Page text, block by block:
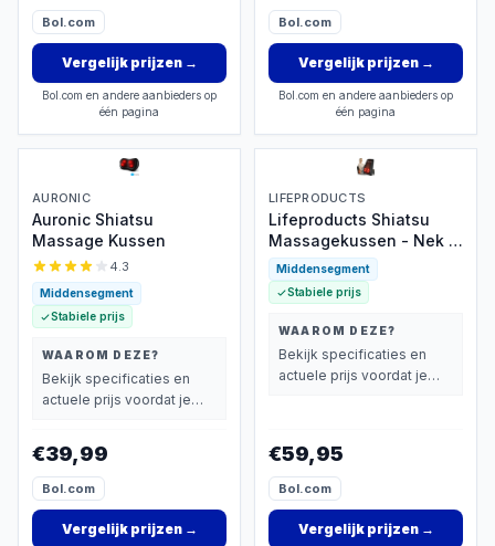
Bol.com
Vergelijk prijzen→
Bol.com en andere aanbieders op
één pagina
Bol.com
Vergelijk prijzen→
Bol.com en andere aanbieders op
één pagina
AURONIC
Auronic Shiatsu
Massage Kussen
4.3
Middensegment
Stabiele prijs
WAAROM DEZE?
Bekijk specificaties en
actuele prijs voordat je
€39,99
Bol.com
Vergelijk prijzen→
LIFEPRODUCTS
Lifeproducts Shiatsu
Massagekussen - Nek &
Rug met Warmte
Middensegment
Stabiele prijs
WAAROM DEZE?
Bekijk specificaties en
actuele prijs voordat je
€59,95
Bol.com
Vergelijk prijzen→